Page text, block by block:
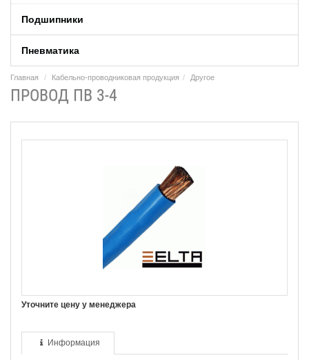
Подшипники
Пневматика
Главная Кабельно-проводниковая продукция Другое
ПРОВОД ПВ 3-4
Уточните цену у менеджера
Информация